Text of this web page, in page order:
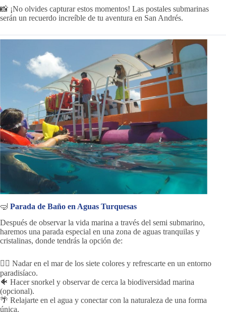
📸 ¡No olvides capturar estos momentos! Las postales submarinas
serán un recuerdo increíble de tu aventura en San Andrés.
🤿 Parada de Baño en Aguas Turquesas
Después de observar la vida marina a través del semi submarino,
haremos una parada especial en una zona de aguas tranquilas y
cristalinas, donde tendrás la opción de:
🏊‍♂️ Nadar en el mar de los siete colores y refrescarte en un entorno
paradisíaco.
🐠 Hacer snorkel y observar de cerca la biodiversidad marina
(opcional).
🌴 Relajarte en el agua y conectar con la naturaleza de una forma
única.